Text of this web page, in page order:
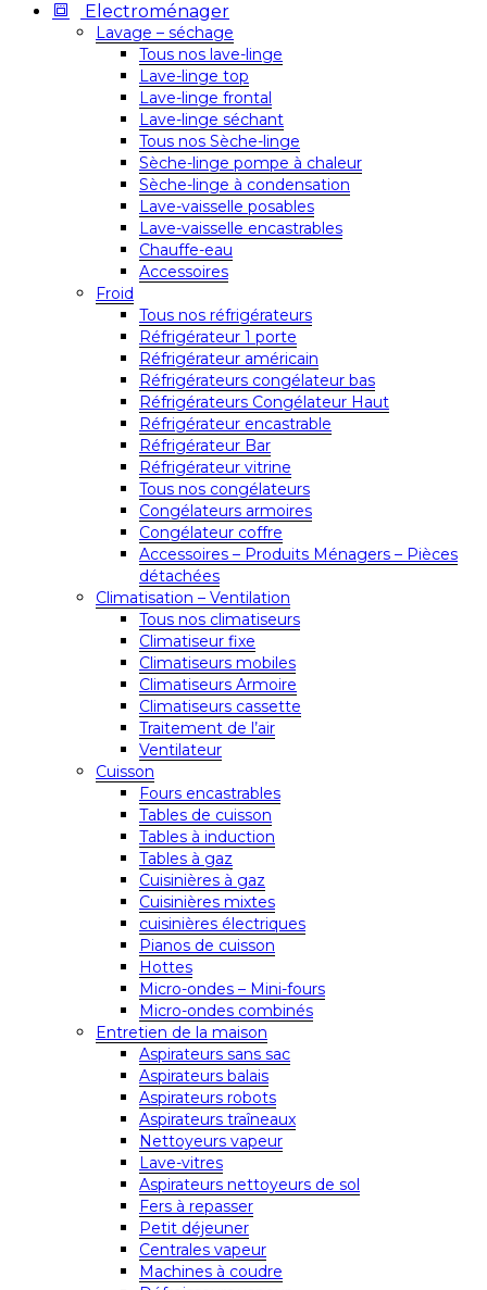
Electroménager
Lavage – séchage
Tous nos lave-linge
Lave-linge top
Lave-linge frontal
Lave-linge séchant
Tous nos Sèche-linge
Sèche-linge pompe à chaleur
Sèche-linge à condensation
Lave-vaisselle posables
Lave-vaisselle encastrables
Chauffe-eau
Accessoires
Froid
Tous nos réfrigérateurs
Réfrigérateur 1 porte
Réfrigérateur américain
Réfrigérateurs congélateur bas
Réfrigérateurs Congélateur Haut
Réfrigérateur encastrable
Réfrigérateur Bar
Réfrigérateur vitrine
Tous nos congélateurs
Congélateurs armoires
Congélateur coffre
Accessoires – Produits Ménagers – Pièces
détachées
Climatisation – Ventilation
Tous nos climatiseurs
Climatiseur fixe
Climatiseurs mobiles
Climatiseurs Armoire
Climatiseurs cassette
Traitement de l’air
Ventilateur
Cuisson
Fours encastrables
Tables de cuisson
Tables à induction
Tables à gaz
Cuisinières à gaz
Cuisinières mixtes
cuisinières électriques
Pianos de cuisson
Hottes
Micro-ondes – Mini-fours
Micro-ondes combinés
Entretien de la maison
Aspirateurs sans sac
Aspirateurs balais
Aspirateurs robots
Aspirateurs traîneaux
Nettoyeurs vapeur
Lave-vitres
Aspirateurs nettoyeurs de sol
Fers à repasser
Petit déjeuner
Centrales vapeur
Machines à coudre